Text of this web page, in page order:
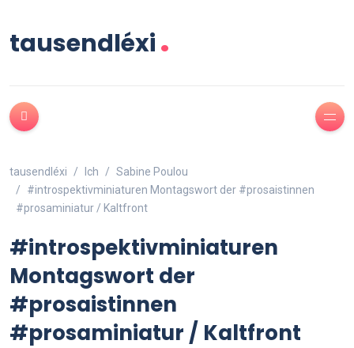
tausendléxi.
tausendléxi Ich
Sabine Poulou
#introspektivminiaturen Montagswort der #prosaistinnen
#prosaminiatur / Kaltfront
#introspektivminiaturen
Montagswort der
#prosaistinnen
#prosaminiatur / Kaltfront